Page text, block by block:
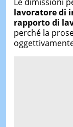
lavoratore di
rapporto di
perché la